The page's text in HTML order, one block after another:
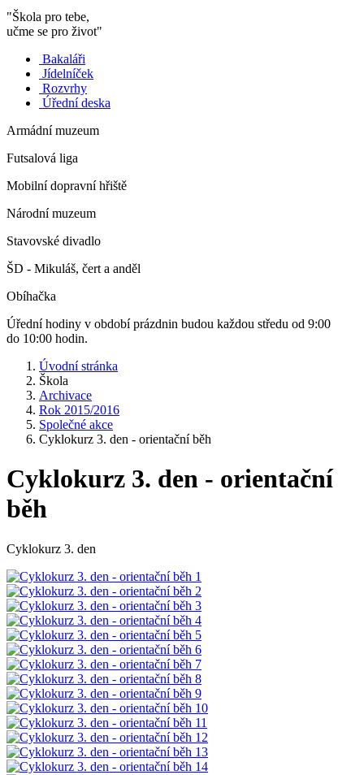
"Škola pro tebe,
učme se pro život"
Bakaláři
Jídelníček
Rozvrhy
Úřední deska
Armádní muzeum
Futsalová liga
Mobilní dopravní hřiště
Národní muzeum
Stavovské divadlo
ŠD - Mikuláš, čert a anděl
Obíhačka
Úřední hodiny v období prázdnin budou každou středu od 9:00
do 10:00 hodin.
Úvodní stránka
Škola
Archivace
Rok 2015/2016
Společné akce
Cyklokurz 3. den - orientační běh
Cyklokurz 3. den - orientační
běh
Cyklokurz 3. den